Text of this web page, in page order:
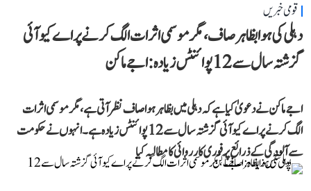
قومی خبریں
دہلی کی ہوا بظاہر صاف، مگر موسمی اثرات الگ کرنے پر اے کیو آئی
گزشتہ سال سے 12 پوائنٹس زیادہ: اجے ماکن
اجے ماکن نے دعویٰ کیا ہے کہ دہلی میں بظاہر ہوا صاف نظر آتی ہے، مگر موسمی اثرات
الگ کرنے پر اے کیو آئی گزشتہ سال سے 12 پوائنٹس زیادہ ہے۔ انہوں نے حکومت
سے آلودگی کے ذرائع پر فوری کارروائی کا مطالبہ کیا